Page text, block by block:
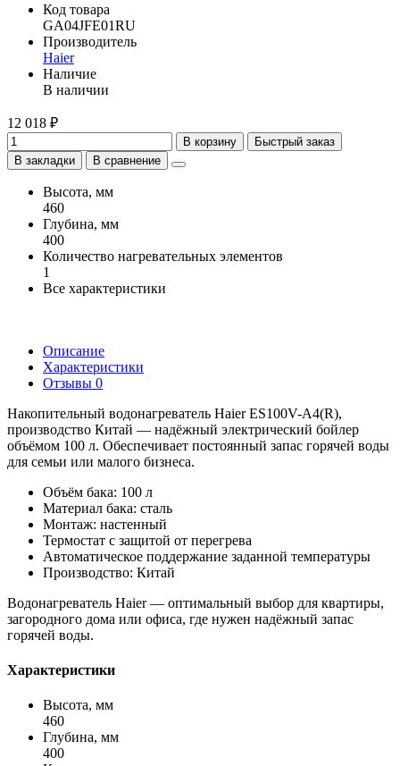
Код товара
GA04JFE01RU
Производитель
Haier
Наличие
В наличии
12 018 ₽
В корзину
Быстрый заказ
В закладки
В сравнение
Высота, мм
460
Глубина, мм
400
Количество нагревательных элементов
1
Все характеристики
Описание
Характеристики
Отзывы 0
Накопительный водонагреватель Haier ES100V-A4(R),
производство Китай — надёжный электрический бойлер
объёмом 100 л. Обеспечивает постоянный запас горячей воды
для семьи или малого бизнеса.
Объём бака: 100 л
Материал бака: сталь
Монтаж: настенный
Термостат с защитой от перегрева
Автоматическое поддержание заданной температуры
Производство: Китай
Водонагреватель Haier — оптимальный выбор для квартиры,
загородного дома или офиса, где нужен надёжный запас
горячей воды.
Характеристики
Высота, мм
460
Глубина, мм
400